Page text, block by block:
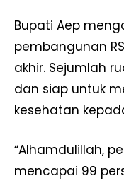
Bupati Aep
pembangunan
akhir. Sejumlah
dan siap untuk
kesehatan
“Alhamdulillah,
mencapai 99